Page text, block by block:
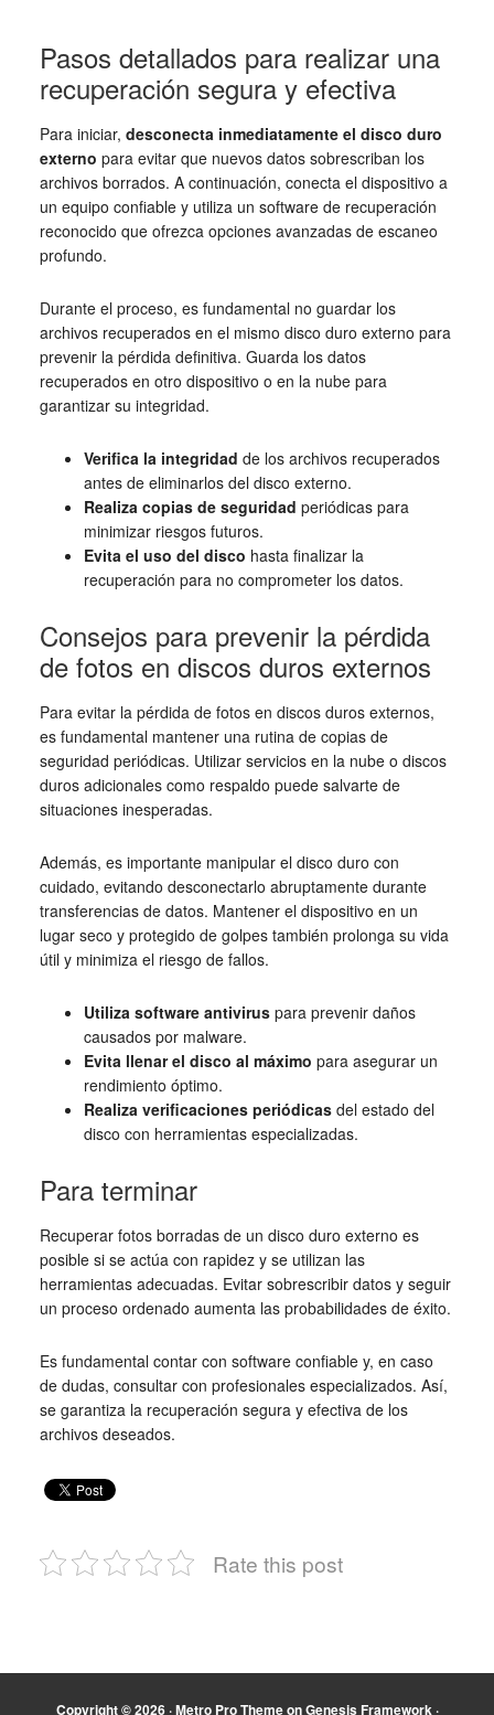
Pasos detallados para realizar una
recuperación segura y efectiva
Para iniciar, desconecta inmediatamente el disco duro
externo para evitar que nuevos datos sobrescriban los
archivos borrados. A continuación, conecta el dispositivo a
un equipo confiable y utiliza un software de recuperación
reconocido que ofrezca opciones avanzadas de escaneo
profundo.
Durante el proceso, es fundamental no guardar los
archivos recuperados en el mismo disco duro externo para
prevenir la pérdida definitiva. Guarda los datos
recuperados en otro dispositivo o en la nube para
garantizar su integridad.
Verifica la integridad de los archivos recuperados
antes de eliminarlos del disco externo.
Realiza copias de seguridad periódicas para
minimizar riesgos futuros.
Evita el uso del disco hasta finalizar la
recuperación para no comprometer los datos.
Consejos para prevenir la pérdida
de fotos en discos duros externos
Para evitar la pérdida de fotos en discos duros externos,
es fundamental mantener una rutina de copias de
seguridad periódicas. Utilizar servicios en la nube o discos
duros adicionales como respaldo puede salvarte de
situaciones inesperadas.
Además, es importante manipular el disco duro con
cuidado, evitando desconectarlo abruptamente durante
transferencias de datos. Mantener el dispositivo en un
lugar seco y protegido de golpes también prolonga su vida
útil y minimiza el riesgo de fallos.
Utiliza software antiviruspara prevenir daños
causados por malware.
Evita llenar el disco al máximo para asegurar un
rendimiento óptimo.
Realiza verificaciones periódicasdel estado del
disco con herramientas especializadas.
Para terminar
Recuperar fotos borradas de un disco duro externo es
posible si se actúa con rapidez y se utilizan las
herramientas adecuadas. Evitar sobrescribir datos y seguir
un proceso ordenado aumenta las probabilidades de éxito.
Es fundamental contar con software confiable y, en caso
de dudas, consultar con profesionales especializados. Así,
se garantiza la recuperación segura y efectiva de los
archivos deseados.
Rate this post
Copyright © 2026 ·Metro Pro ThemeonGenesis Framework·